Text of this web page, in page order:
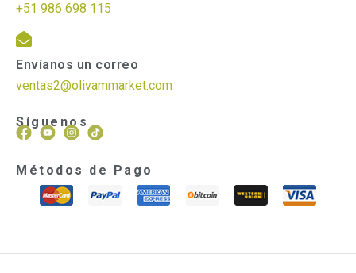
+51 986 698 115
Envíanos un correo
ventas2@olivammarket.com
Síguenos
Métodos de Pago